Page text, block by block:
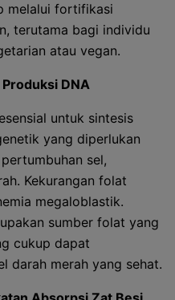
melalui fortifikasi
terutama bagi individu
atau vegan.
DNA
untuk sintesis
yang diperlukan
sel,
Kekurangan folat
megaloblastik.
sumber folat yang
cukup dapat
darah merah yang sehat.